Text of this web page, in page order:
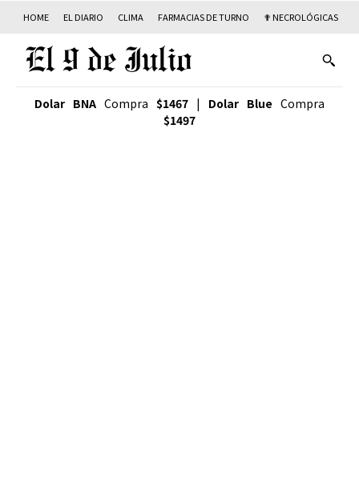
HOME EL DIARIO CLIMA FARMACIAS DE TURNO ✟ NECROLÓGICAS
Dolar BNA Compra $1467 | Dolar Blue Compra
$1497